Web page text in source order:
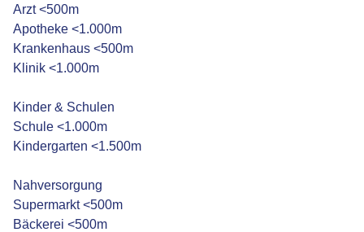
Arzt <500m
Apotheke <1.000m
Krankenhaus <500m
Klinik <1.000m
Kinder & Schulen
Schule <1.000m
Kindergarten <1.500m
Nahversorgung
Supermarkt <500m
Bäckerei <500m